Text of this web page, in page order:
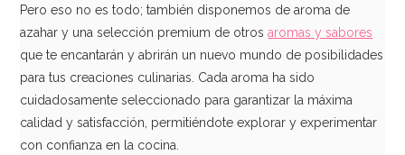
Pero eso no es todo; también disponemos de aroma de
azahar y una selección premium de otrosaromas y sabores
que te encantarán y abrirán un nuevo mundo de posibilidades
para tus creaciones culinarias. Cada aroma ha sido
cuidadosamente seleccionado para garantizar la máxima
calidad y satisfacción, permitiéndote explorar y experimentar
con confianza en la cocina.